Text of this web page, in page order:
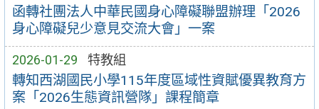
函轉社團法人中華民國身心障礙聯盟辦理「2026
身心障礙兒少意見交流大會」一案
2026-01-29 特教組
轉知西湖國民小學115年度區域性資賦優異教育方
案「2026生態資訊營隊」課程簡章